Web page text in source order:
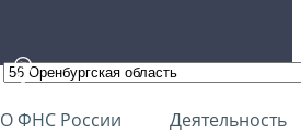
О ФНС России Деятельность